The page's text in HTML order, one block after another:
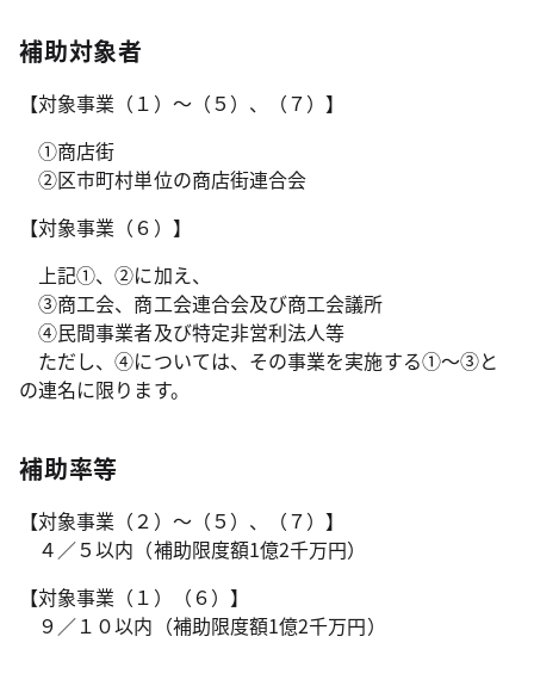
補助対象者
【対象事業（１）～（５）、（７）】
①商店街
②区市町村単位の商店街連合会
【対象事業（６）】
上記①、②に加え、
③商工会、商工会連合会及び商工会議所
④民間事業者及び特定非営利法人等
ただし、④については、その事業を実施する①～③と
の連名に限ります。
補助率等
【対象事業（２）～（５）、（７）】
４／５以内（補助限度額1億2千万円）
【対象事業（１）（６）】
９／１０以内（補助限度額1億2千万円）